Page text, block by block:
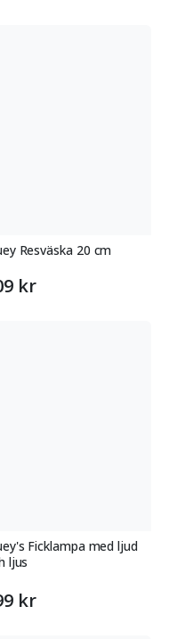
Resväska 20 cm
kr
Ficklampa med ljud
ljus
kr